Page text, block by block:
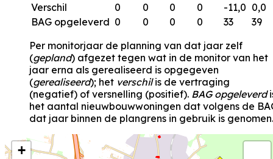
Verschil
0 0 0 0 -11,0 0,0
BAG opgeleverd 0 0 0 0 33
39
Per monitorjaar de planning van dat jaar zelf
(gepland) afgezet tegen wat in de monitor van het
jaar erna als gerealiseerd is opgegeven
(gerealiseerd); het verschilis de vertraging
(negatief) of versnelling (positief). BAG opgeleverd
het aantal nieuwbouwwoningen dat volgens de
dat jaar binnen de plangrens in gebruik is genomen.
+